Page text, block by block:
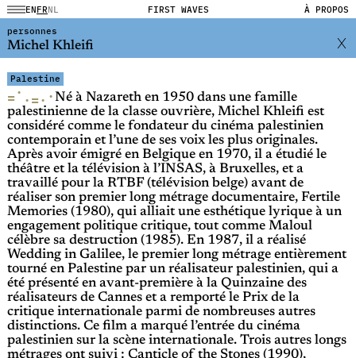
ENFRNL FIRST WAVES
À PROPOS
personnes
Michel Khleifi
Palestine
=· ·=· ·Né à Nazareth en 1950 dans une famille
palestinienne de la classe ouvrière, Michel Khleifi est
considéré comme le fondateur du cinéma palestinien
contemporain et l’une de ses voix les plus originales.
Après avoir émigré en Belgique en 1970, il a étudié le
théâtre et la télévision à l’INSAS, à Bruxelles, et a
travaillé pour la RTBF (télévision belge) avant de
réaliser son premier long métrage documentaire, Fertile
Memories (1980), qui alliait une esthétique lyrique à un
engagement politique critique, tout comme Maloul
célèbre sa destruction (1985). En 1987, il a réalisé
Wedding in Galilee, le premier long métrage entièrement
tourné en Palestine par un réalisateur palestinien, qui a
été présenté en avant-première à la Quinzaine des
réalisateurs de Cannes et a remporté le Prix de la
critique internationale parmi de nombreuses autres
distinctions. Ce film a marqué l’entrée du cinéma
palestinien sur la scène internationale. Trois autres longs
métrages ont suivi : Canticle of the Stones (1990),